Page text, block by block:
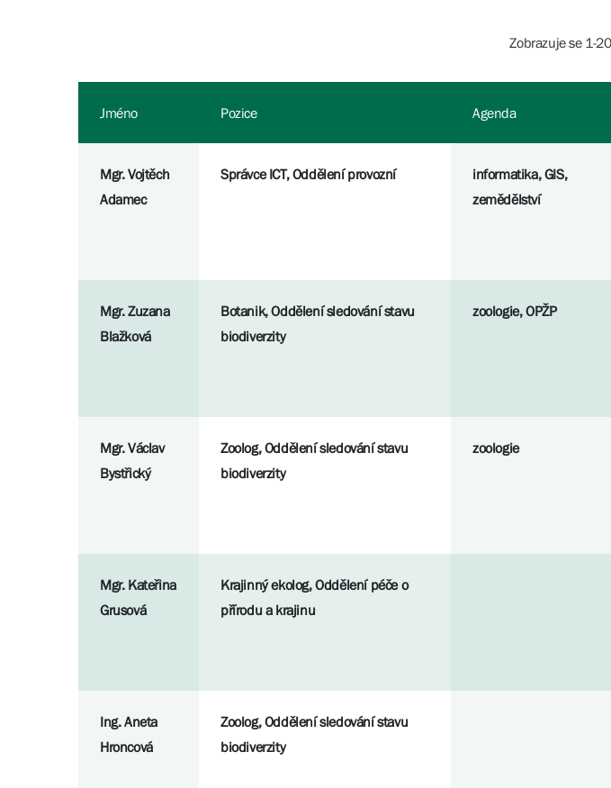
Zobrazuje se 1-
Jméno Pozice Agenda
Mgr. Vojtěch
Adamec
Správce ICT, Oddělení provozní
informatika, GIS,
zemědělství
Mgr. Zuzana
Blažková
Botanik, Oddělení sledování stavu
biodiverzity
zoologie, OPŽP
Mgr. Václav
Bystřický
Zoolog, Oddělení sledování stavu
biodiverzity
zoologie
Mgr. Kateřina
Grusová
Krajinný ekolog, Oddělení péče o
přírodu a krajinu
Ing. Aneta
Hroncová
Zoolog, Oddělení sledování stavu
biodiverzity